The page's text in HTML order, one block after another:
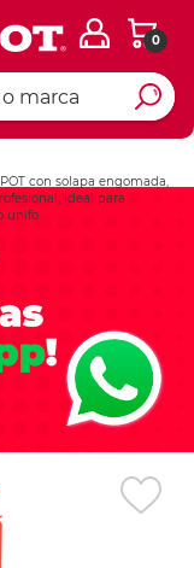
0
con solapa engomada,
ideal para
unifo
Ingresar Codigo